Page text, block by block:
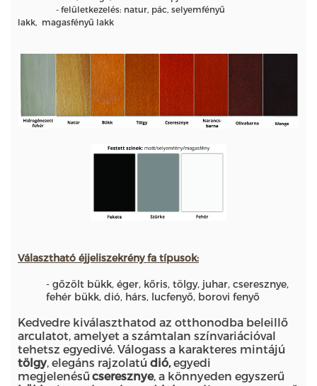
- felületkezelés: natur, pác, selyemfényű
lakk, magasfényű lakk
Választható éjjeliszekrényfa típusok:
- gőzölt bükk, éger, kőris, tölgy, juhar, cseresznye,
fehér bükk, dió, hárs, lucfenyő, borovi fenyő
Kedvedre kiválaszthatod az otthonodba beleillő
arculatot, amelyet a számtalan színvariációval
tehetsz egyedivé. Válogass a karakteres mintájú
tölgy, elegáns rajzolatú dió, egyedi
megjelenésű cseresznye, a könnyeden egyszerű